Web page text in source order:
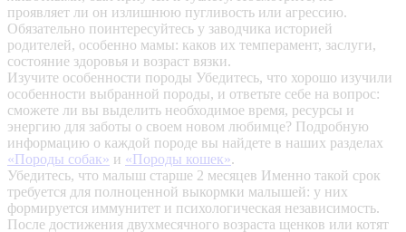
проявляет ли он излишнюю пугливость или агрессию.
Обязательно поинтересуйтесь у заводчика историей
родителей, особенно мамы: каков их темперамент, заслуги,
состояние здоровья и возраст вязки.
Изучите особенности породы Убедитесь, что хорошо изучили
особенности выбранной породы, и ответьте себе на вопрос:
сможете ли вы выделить необходимое время, ресурсы и
энергию для заботы о своем новом любимце? Подробную
информацию о каждой породе вы найдете в наших разделах
«Породы собак» и «Породы кошек».
Убедитесь, что малыш старше 2 месяцев Именно такой срок
требуется для полноценной выкормки малышей: у них
формируется иммунитет и психологическая независимость.
После достижения двухмесячного возраста щенков или котят